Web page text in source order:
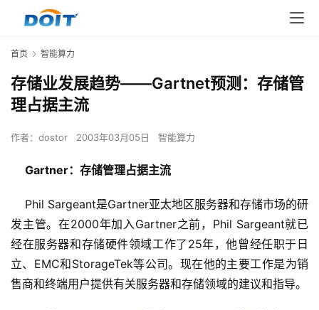
首页 智能算力
存储业发展趋势――Gartnet预测：存储管
理占据主流
作者： dostor 2003年03月05日 智能算力
Gartner：存储管理占据主流
Phil Sargeant是Gartner亚太地区服务器和存储市场的研
发主管。在2000年加入Gartner之前，Phil Sargeant就已
经在服务器和存储硬件领域工作了25年，他曾经任职于日
立、EMC和StorageTek等公司。现在他的主要工作是为销
售商和终端用户提供有关服务器和存储领域的建议和指导。